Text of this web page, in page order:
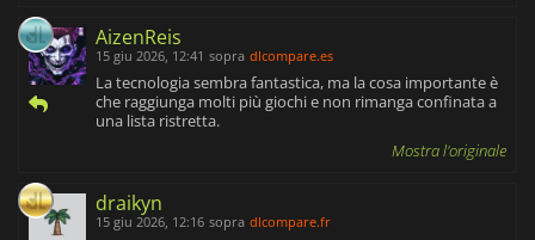
AizenReis
15 giu 2026, 12:41 sopra dlcompare.es
La tecnologia sembra fantastica, ma la cosa importante è
che raggiunga molti più giochi e non rimanga confinata a
una lista ristretta.
Mostra l'originale
draikyn
15 giu 2026, 12:16 sopra dlcompare.fr